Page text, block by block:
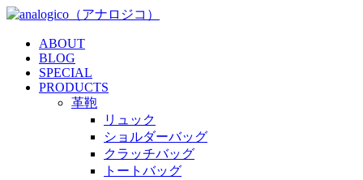
ABOUT
BLOG
SPECIAL
PRODUCTS
革鞄
リュック
ショルダーバッグ
クラッチバッグ
トートバッグ